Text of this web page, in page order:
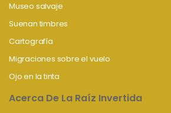
Museo salvaje
Suenan timbres
Cartografía
Migraciones sobre el vuelo
Ojo en la tinta
Acerca De La Raíz Invertida